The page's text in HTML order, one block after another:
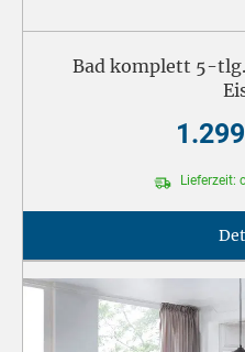
Bad komplett 5-
Lieferzeit: